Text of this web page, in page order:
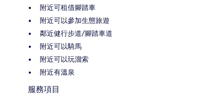
附近可租借腳踏車
附近可以參加生態旅遊
鄰近健行步道/腳踏車道
附近可以騎馬
附近可以玩溜索
附近有溫泉
服務項目